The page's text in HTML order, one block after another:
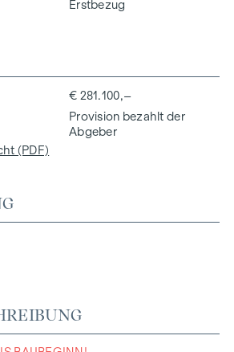
Erstbezug
€ 281.100,–
Provision bezahlt der
Abgeber
(PDF)